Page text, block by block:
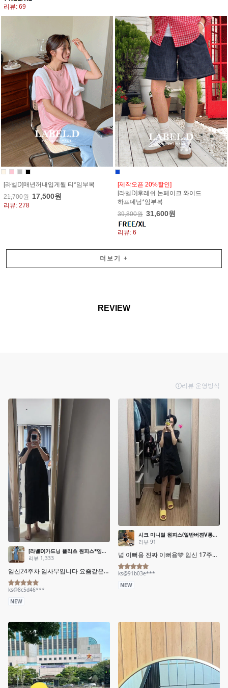
리뷰: 69
[라벨D]매년꺼내입게될 티*임부복
21,700원 17,500원
리뷰: 278
[제작오픈 20%할인]
[라벨D]후레쉬 논페이크 와이드
하프데님*임부복
39,800원 31,600원
리뷰: 6
더보기 +
REVIEW